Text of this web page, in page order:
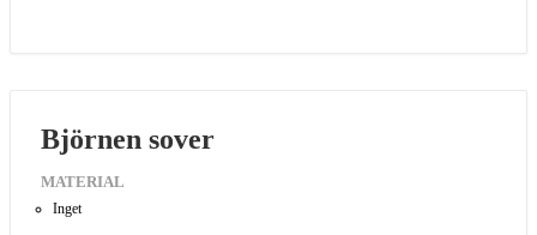
Björnen sover
MATERIAL
Inget